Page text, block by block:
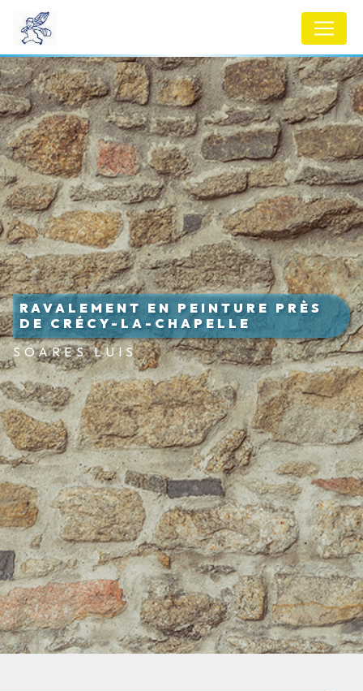
RAVALEMENT EN PEINTURE PRÈS
DE CRÉCY-LA-CHAPELLE
SOARES LUIS
Panneau de gestion des cookies